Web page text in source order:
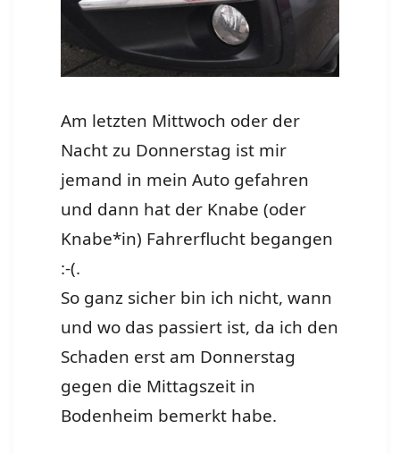
Am letzten Mittwoch oder der
Nacht zu Donnerstag ist mir
jemand in mein Auto gefahren
und dann hat der Knabe (oder
Knabe*in) Fahrerflucht begangen
:-(.
So ganz sicher bin ich nicht, wann
und wo das passiert ist, da ich den
Schaden erst am Donnerstag
gegen die Mittagszeit in
Bodenheim bemerkt habe.